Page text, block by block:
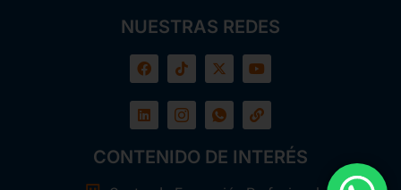
NUESTRAS REDES
CONTENIDO DE INTERÉS